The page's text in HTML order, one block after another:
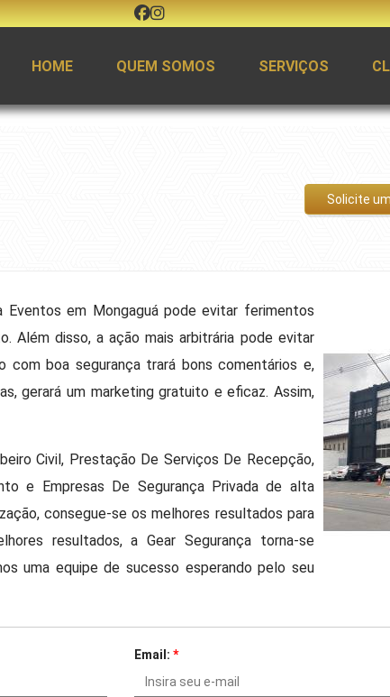
HOME QUEM SOMOS SERVIÇOS
Solicite
Eventos em Mongaguá pode evitar ferimentos
Além disso, a ação mais arbitrária pode evitar
com boa segurança trará bons comentários e,
gerará um marketing gratuito e eficaz. Assim,
Civil, Prestação De Serviços De Recepção,
e Empresas De Segurança Privada de alta
consegue-se os melhores resultados para
resultados, a Gear Segurança torna-se
uma equipe de sucesso esperando pelo seu
Email: *